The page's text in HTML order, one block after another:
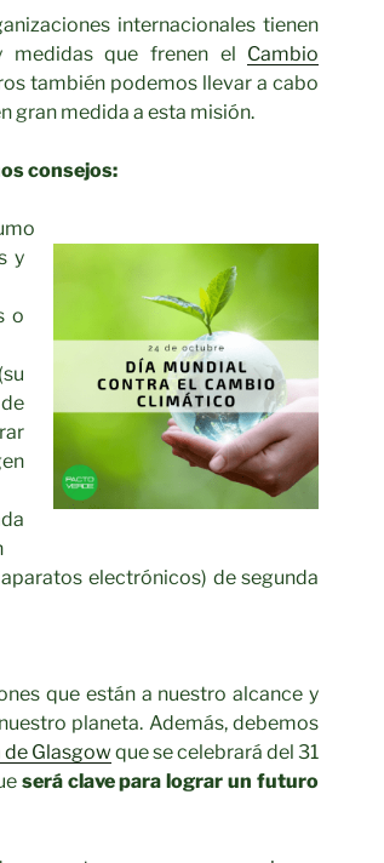
internacionales tienen
medidas que frenen el Cambio
también podemos llevar a cabo
gran medida a esta misión.
consejos:
y
o
electrónicos) de segunda
que están a nuestro alcance y
planeta. Además, debemos
Glasgow que se celebrará del 31
será clave para lograr un futuro